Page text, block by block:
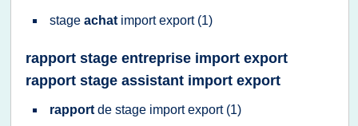
stage achat import export (1)
rapport stage entreprise import export
rapport stage assistant import export
rapport de stage import export (1)